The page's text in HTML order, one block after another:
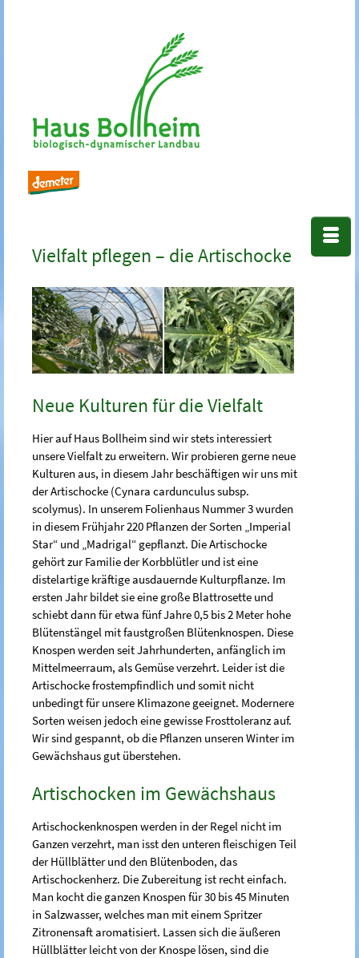
Vielfalt pflegen – die Artischocke
Neue Kulturen für die Vielfalt
Hier auf Haus Bollheim sind wir stets interessiert
unsere Vielfalt zu erweitern. Wir probieren gerne neue
Kulturen aus, in diesem Jahr beschäftigen wir uns mit
der Artischocke (Cynara cardunculus subsp.
scolymus). In unserem Folienhaus Nummer 3 wurden
in diesem Frühjahr 220 Pflanzen der Sorten „Imperial
Star“ und „Madrigal“ gepflanzt. Die Artischocke
gehört zur Familie der Korbblütler und ist eine
distelartige kräftige ausdauernde Kulturpflanze. Im
ersten Jahr bildet sie eine große Blattrosette und
schiebt dann für etwa fünf Jahre 0,5 bis 2 Meter hohe
Blütenstängel mit faustgroßen Blütenknospen. Diese
Knospen werden seit Jahrhunderten, anfänglich im
Mittelmeerraum, als Gemüse verzehrt. Leider ist die
Artischocke frostempfindlich und somit nicht
unbedingt für unsere Klimazone geeignet. Modernere
Sorten weisen jedoch eine gewisse Frosttoleranz auf.
Wir sind gespannt, ob die Pflanzen unseren Winter im
Gewächshaus gut überstehen.
Artischocken im Gewächshaus
Artischockenknospen werden in der Regel nicht im
Ganzen verzehrt, man isst den unteren fleischigen Teil
der Hüllblätter und den Blütenboden, das
Artischockenherz. Die Zubereitung ist recht einfach.
Man kocht die ganzen Knospen für 30 bis 45 Minuten
in Salzwasser, welches man mit einem Spritzer
Zitronensaft aromatisiert. Lassen sich die äußeren
Hüllblätter leicht von der Knospe lösen, sind die